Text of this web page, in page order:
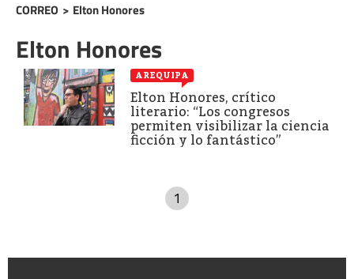
CORREO > Elton Honores
Elton Honores
AREQUIPA
Elton Honores, crítico
literario: “Los congresos
permiten visibilizar la ciencia
ficción y lo fantástico”
1